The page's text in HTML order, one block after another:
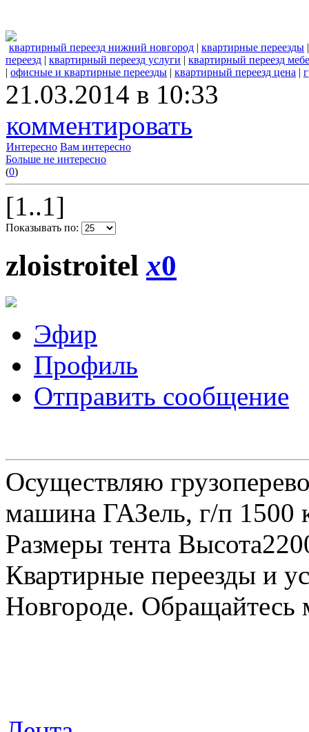
квартирный переезд нижний новгород | квартирные переезды
переезд | квартирный переезд услуги | квартирный переезд
| офисные и квартирные переезды | квартирный переезд цена |
21.03.2014 в 10:33
комментировать
Интересно Вам интересно
Больше не интересно
(0)
[1..1]
Показывать по:
zloistroitelx0
Эфир
Профиль
Отправить сообщение
Осуществляю
машина ГАЗель, г/п 1500
Размеры тента
Квартирные переезды и
Новгороде.